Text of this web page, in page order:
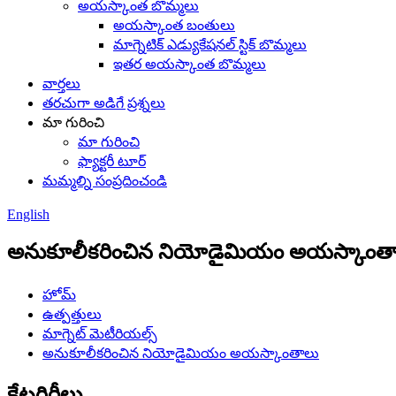
అయస్కాంత బొమ్మలు
అయస్కాంత బంతులు
మాగ్నెటిక్ ఎడ్యుకేషనల్ స్టిక్ బొమ్మలు
ఇతర అయస్కాంత బొమ్మలు
వార్తలు
తరచుగా అడిగే ప్రశ్నలు
మా గురించి
మా గురించి
ఫ్యాక్టరీ టూర్
మమ్మల్ని సంప్రదించండి
English
అనుకూలీకరించిన నియోడైమియం
హోమ్
ఉత్పత్తులు
మాగ్నెట్ మెటీరియల్స్
అనుకూలీకరించిన నియోడైమియం అయస్కాంతాలు